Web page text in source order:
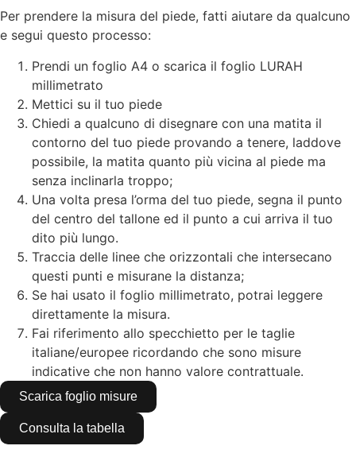
Per prendere la misura del piede, fatti aiutare da qualcuno
e segui questo processo:
Prendi un foglio A4 o scarica il foglio LURAH
millimetrato
Mettici su il tuo piede
Chiedi a qualcuno di disegnare con una matita il
contorno del tuo piede provando a tenere, laddove
possibile, la matita quanto più vicina al piede ma
senza inclinarla troppo;
Una volta presa l’orma del tuo piede, segna il punto
del centro del tallone ed il punto a cui arriva il tuo
dito più lungo.
Traccia delle linee che orizzontali che intersecano
questi punti e misurane la distanza;
Se hai usato il foglio millimetrato, potrai leggere
direttamente la misura.
Fai riferimento allo specchietto per le taglie
italiane/europee ricordando che sono misure
indicative che non hanno valore contrattuale.
Scarica foglio misure
Consulta la tabella